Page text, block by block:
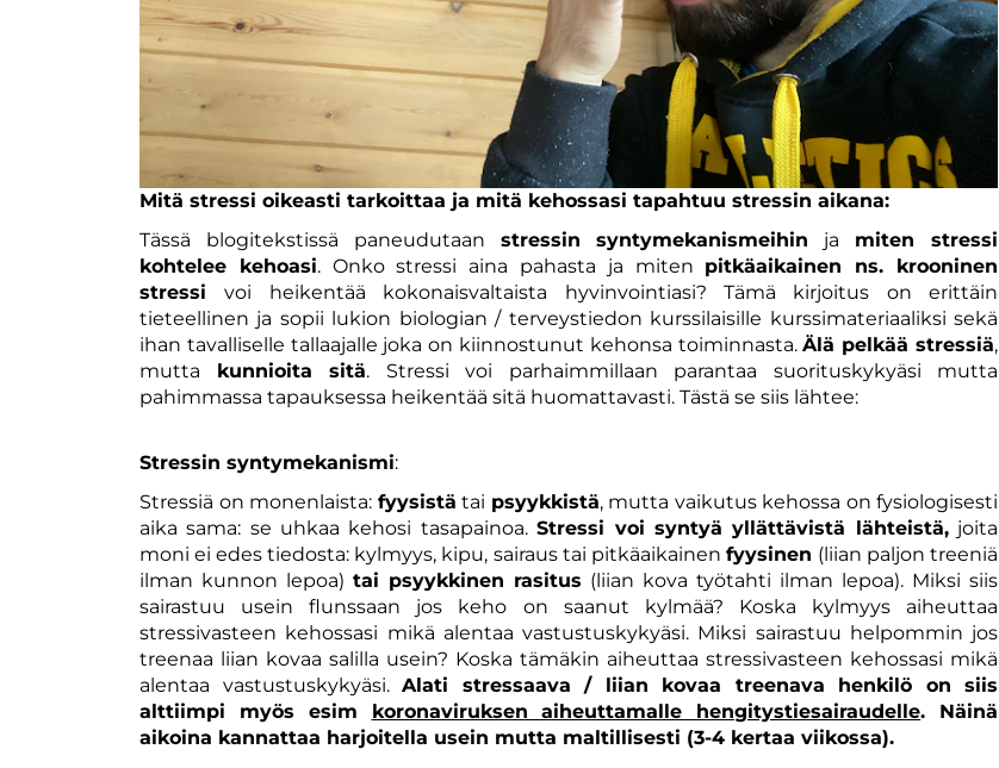
Mitä stressi oikeasti tarkoittaa ja mitä kehossasi tapahtuu stressin aikana:
Tässä blogitekstissä paneudutaan stressin syntymekanismeihin ja miten stressi
kohtelee kehoasi. Onko stressi aina pahasta ja miten pitkäaikainen ns. krooninen
stressivoi heikentää kokonaisvaltaista hyvinvointiasi? Tämä kirjoitus on erittäin
tieteellinen ja sopii lukion biologian / terveystiedon kurssilaisille kurssimateriaaliksi sekä
ihan tavalliselle tallaajalle joka on kiinnostunut kehonsa toiminnasta.Älä pelkää stressiä,
mutta kunnioita sitä. Stressi voi parhaimmillaan parantaa suorituskykyäsi mutta
pahimmassa tapauksessa heikentää sitä huomattavasti. Tästä se siis lähtee:
Stressin syntymekanismi:
Stressiä on monenlaista: fyysistä tai psyykkistä, mutta vaikutus kehossa on fysiologisesti
aika sama: se uhkaa kehosi tasapainoa.Stressi voi syntyä yllättävistä lähteistä,joita
moni ei edes tiedosta: kylmyys, kipu, sairaus tai pitkäaikainen fyysinen (liian paljon treeniä
ilman kunnon lepoa) tai psyykkinen rasitus (liian kova työtahti ilman lepoa). Miksi siis
sairastuu usein flunssaan jos keho on saanut kylmää? Koska kylmyys aiheuttaa
stressivasteen kehossasi mikä alentaa vastustuskykyäsi. Miksi sairastuu helpommin jos
treenaa liian kovaa salilla usein? Koska tämäkin aiheuttaa stressivasteen kehossasi mikä
alentaa vastustuskykyäsi. Alati stressaava / liian kovaa treenava henkilö on siis
alttiimpi myös esim koronaviruksen aiheuttamalle hengitystiesairaudelle. Näinä
aikoina kannattaa harjoitella usein mutta maltillisesti (3-4 kertaa viikossa).